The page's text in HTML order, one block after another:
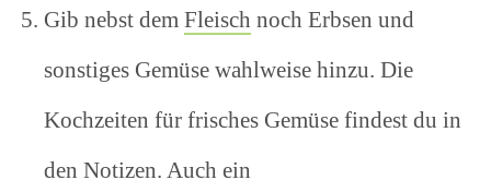
Gib nebst dem Fleisch noch Erbsen und
sonstiges Gemüse wahlweise hinzu. Die
Kochzeiten für frisches Gemüse findest du in
den Notizen. Auch ein